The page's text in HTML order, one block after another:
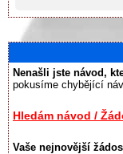
Nenašli jste návod,
pokusíme chybějící
Hledám návod /
Vaše nejnovější